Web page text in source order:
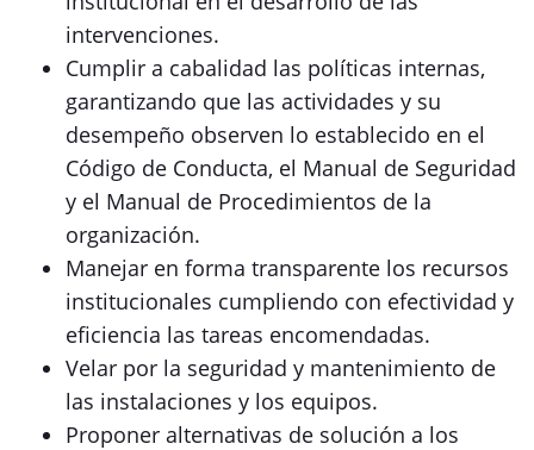
intervenciones.
Cumplir a cabalidad las políticas internas,
garantizando que las actividades y su
desempeño observen lo establecido en el
Código de Conducta, el Manual de Seguridad
y el Manual de Procedimientos de la
organización.
Manejar en forma transparente los recursos
institucionales cumpliendo con efectividad y
eficiencia las tareas encomendadas.
Velar por la seguridad y mantenimiento de
las instalaciones y los equipos.
Proponer alternativas de solución a los